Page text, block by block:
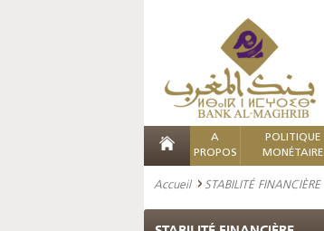
A
PROPOS
POLITIQUE
MONÉTAIRE
Accueil STABILITÉ FINANCIÈRE